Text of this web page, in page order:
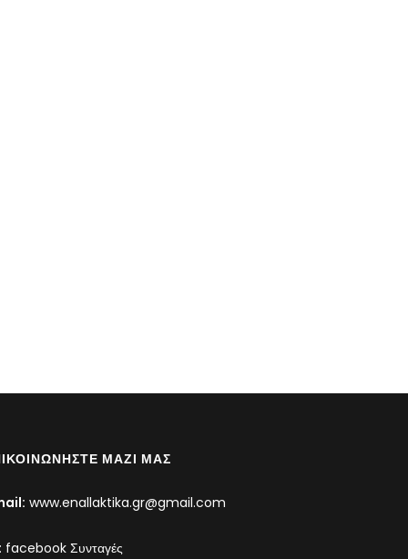
ΜΑΖΊ ΜΑΣ
www.enallaktika.gr@gmail.com
facebook Συνταγές